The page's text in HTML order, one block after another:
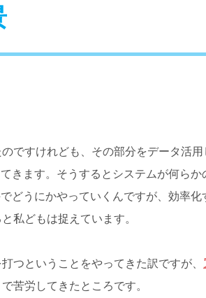
ですけれども、その部分をデータ活用
きます。そうするとシステムが何らか
どうにかやっていくんですが、効率化
私どもは捉えています。
つということをやってきた訳ですが、
苦労してきたところです。